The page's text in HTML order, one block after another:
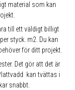
material som kan
till ett väldigt billigt
styck. m2. Du kan
för ditt projekt.
Det gör att det är
kan tvättas i
snabbt.